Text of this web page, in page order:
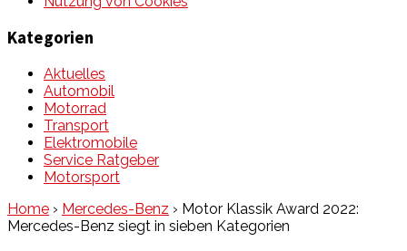
Kategorien
Aktuelles
Automobil
Motorrad
Transport
Elektromobile
Service Ratgeber
Motorsport
Home › Mercedes-Benz › Motor Klassik Award 2022:
Mercedes-Benz siegt in sieben Kategorien